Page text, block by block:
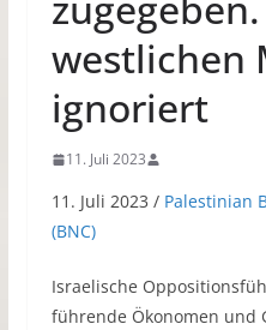
westlichen
ignoriert
11. Juli 2023
11. Juli 2023 / Palestinian
(BNC)
Israelische
führende Ökonomen und